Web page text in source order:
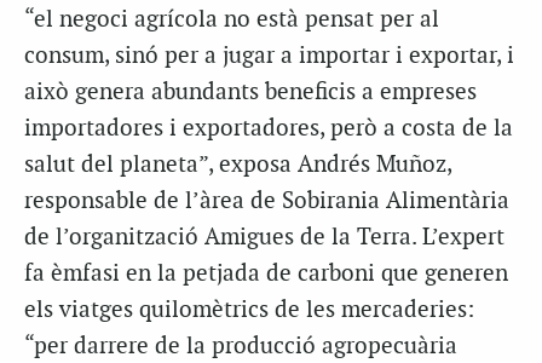
“el negoci agrícola no està pensat per al
consum, sinó per a jugar a importar i exportar, i
això genera abundants beneficis a empreses
importadores i exportadores, però a costa de la
salut del planeta”, exposa Andrés Muñoz,
responsable de l’àrea de Sobirania Alimentària
de l’organització Amigues de la Terra. L’expert
fa èmfasi en la petjada de carboni que generen
els viatges quilomètrics de les mercaderies:
“per darrere de la producció agropecuària